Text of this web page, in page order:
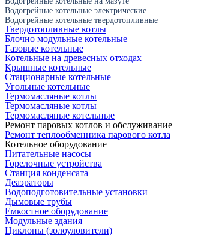
Водогрейные котельные электрические
Водогрейные котельные твердотопливные
Твердотопливные котлы
Блочно модульные котельные
Газовые котельные
Котельные на древесных отходах
Крышные котельные
Стационарные котельные
Угольные котельные
Термомасляные котлы
Термомасляные котлы
Термомасляные котельные
Ремонт паровых котлов и обслуживание
Ремонт теплообменника парового котла
Котельное оборудование
Питательные насосы
Горелочные устройства
Станция конденсата
Деаэраторы
Водоподготовительные установки
Дымовые трубы
Емкостное оборудование
Mодульные здания
Циклоны (золоуловители)